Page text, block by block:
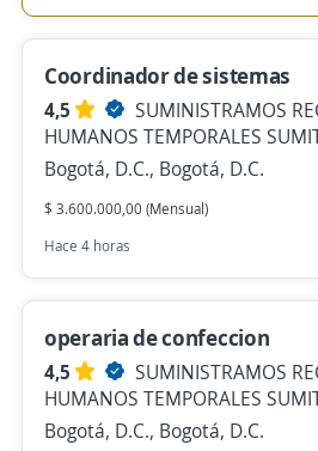
Coordinador de sistemas
4,5
SUMINISTRAMOS
HUMANOS TEMPORALES
Bogotá, D.C., Bogotá, D.C.
$ 3.600.000,00 (Mensual)
Hace 4 horas
operaria de confeccion
4,5
SUMINISTRAMOS
HUMANOS TEMPORALES
Bogotá, D.C., Bogotá, D.C.